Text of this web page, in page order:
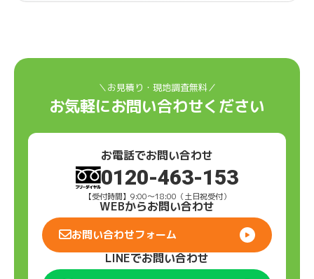
＼お見積り・現地調査無料／
お気軽にお問い合わせください
お電話でお問い合わせ
0120-463-153
【受付時間】9:00〜18:00（土日祝受付）
WEBからお問い合わせ
お問い合わせフォーム
LINEでお問い合わせ